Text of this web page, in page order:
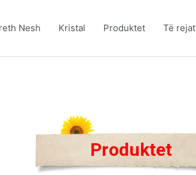
Nesh Kristal Produktet Të rejat
Produktet